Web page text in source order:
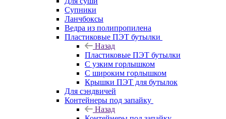
Супники
Ланчбоксы
Ведра из полипропилена
Пластиковые ПЭТ бутылки
Назад
Пластиковые ПЭТ бутылки
С узким горлышком
С широким горлышком
Крышки ПЭТ для бутылок
Для сэндвичей
Контейнеры под запайку
Назад